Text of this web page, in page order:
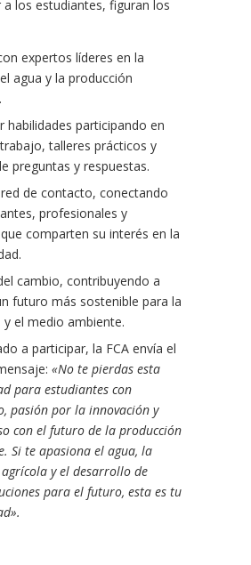
los estudiantes, figuran los
expertos líderes en la
agua y la producción
habilidades participando en
talleres prácticos y
preguntas y respuestas.
de contacto, conectando
profesionales y
comparten su interés en la
cambio, contribuyendo a
futuro más sostenible para la
y el medio ambiente.
a participar, la FCA envía el
«No te pierdas esta
para estudiantes con
pasión por la innovación y
con el futuro de la producción
Si te apasiona el agua, la
y el desarrollo de
para el futuro, esta es tu